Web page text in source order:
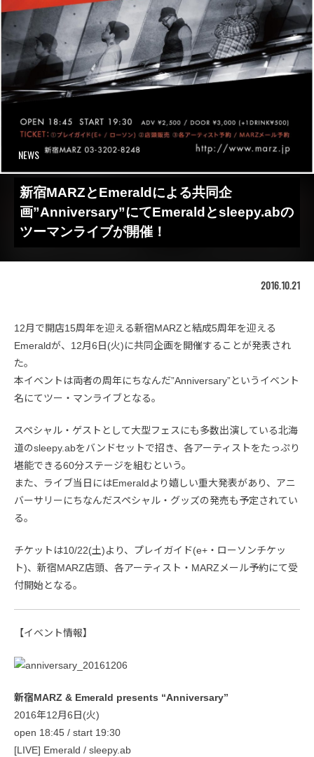
NEWS
新宿MARZとEmeraldによる共同企
画”Anniversary”にてEmeraldとsleepy.abの
ツーマンライブが開催！
2016.10.21
12月で開店15周年を迎える新宿MARZと結成5周年を迎える
Emeraldが、12月6日(火)に共同企画を開催することが発表され
た。
本イベントは両者の周年にちなんだ”Anniversary”というイベント
名にてツー・マンライブとなる。
スペシャル・ゲストとして大型フェスにも多数出演している北海
道のsleepy.abをバンドセットで招き、各アーティストをたっぷり
堪能できる60分ステージを組むという。
また、ライブ当日にはEmeraldより嬉しい重大発表があり、アニ
バーサリーにちなんだスペシャル・グッズの発売も予定されてい
る。
チケットは10/22(土)より、プレイガイド(e+・ローソンチケッ
ト)、新宿MARZ店頭、各アーティスト・MARZメール予約にて受
付開始となる。
【イベント情報】
新宿MARZ & Emerald presents “Anniversary”
2016年12月6日(火)
open 18:45 / start 19:30
[LIVE] Emerald / sleepy.ab